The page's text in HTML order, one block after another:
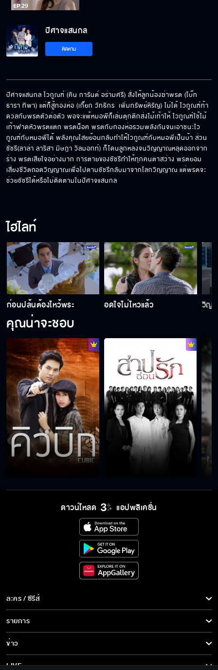
ปีศาจแสนกล
ติดตาม
ปีศาจแสนกล ไวกูณฑ์ (คิน การันต์ อร่ามศรี) สั่งให้ลูกน้องฆ่าพรต (โบ๊ท
ธารา ทิพา) แต่ก็สู้ทองห่อ (เกี๊ยก วัทธิกร  เพิ่มทรัพย์หิรัญ) ไม่ได้ ไวกูณฑ์ท้า
ดวลกับพรตตัวต่อตัว พอจะแพ้หมอพีก็เล่นตุกติกส่งไม้เท้าให้ ไวกูณฑ์ใช้ไม้
เท้าฟาดหัวพรตแตก พรตน็อค พรตกับทองห่อรวมพลังกันจนเอาชนะไว
กูณฑ์กับหมอพีได้ พลังคุณไสยย้อนกลับทำให้ไวกูณฑ์กับหมอพีเป็นบ้า ส่วน
ชัชรี(ลาล่า ลาริสา มิษฎา วิลมอทท์) ก็โดนลูกหลงจนวิญญาณหลุดออกจาก
ร่าง พรตเสียใจอย่างมาก การตายของชัชรีทำให้ทุกคนตาสว่าง พรตยอม
เสี่ยงชีวิตถอดวิญญาณเพื่อไปตามชัชรีกลับมาจากโลกวิญญาณ แต่พรตจะ
ช่วยชัชรีได้หรือไม่ติดตามในปีศาจแสนกล
ไฮไลท์
ก่อนปล้นต้องไหว้พระ อดใจไม่ไหวแล้ว วิญ
คุณน่าจะชอบ
ดาวน์โหลด แอปพลิเคชั่น
ละคร / ซีรีส์
ละคร/ซีรีส์
ซีรีส์นานาชาติ
การ์ตูน & เกม
รายการ
รายการทั้งหมด
ข่าว
ข่าวทั้งหมด
LIVE